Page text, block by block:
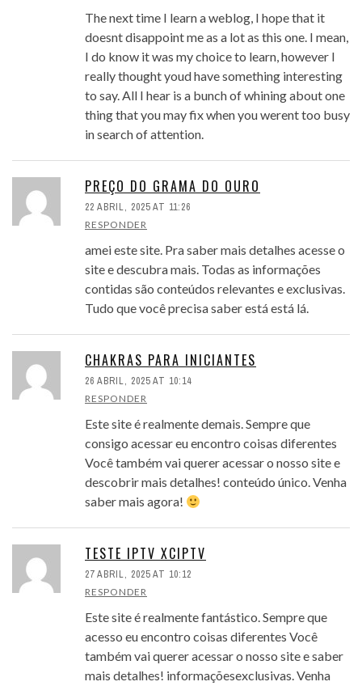
The next time I learn a weblog, I hope that it
doesnt disappoint me as a lot as this one. I mean,
I do know it was my choice to learn, however I
really thought youd have something interesting
to say. All I hear is a bunch of whining about one
thing that you may fix when you werent too busy
in search of attention.
PREÇO DO GRAMA DO OURO
22 ABRIL, 2025 AT 11:26
RESPONDER
amei este site. Pra saber mais detalhes acesse o
site e descubra mais. Todas as informações
contidas são conteúdos relevantes e exclusivas.
Tudo que você precisa saber está está lá.
CHAKRAS PARA INICIANTES
26 ABRIL, 2025 AT 10:14
RESPONDER
Este site é realmente demais. Sempre que
consigo acessar eu encontro coisas diferentes
Você também vai querer acessar o nosso site e
descobrir mais detalhes! conteúdo único. Venha
saber mais agora!
TESTE IPTV XCIPTV
27 ABRIL, 2025 AT 10:12
RESPONDER
Este site é realmente fantástico. Sempre que
acesso eu encontro coisas diferentes Você
também vai querer acessar o nosso site e saber
mais detalhes! informaçõesexclusivas. Venha